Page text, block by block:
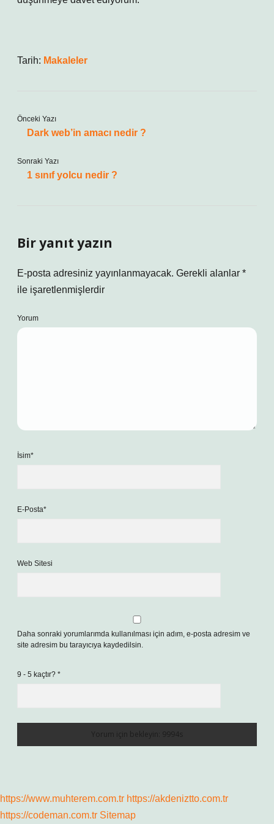
Tarih: Makaleler
Önceki Yazı
Dark web’in amacı nedir ?
Sonraki Yazı
1 sınıf yolcu nedir ?
Bir yanıt yazın
E-posta adresiniz yayınlanmayacak. Gerekli alanlar *
ile işaretlenmişlerdir
Yorum
İsim*
E-Posta*
Web Sitesi
Daha sonraki yorumlarımda kullanılması için adım, e-posta adresim ve
site adresim bu tarayıcıya kaydedilsin.
9 - 5 kaçtır? *
https://www.muhterem.com.tr https://akdeniztto.com.tr
https://codeman.com.tr Sitemap